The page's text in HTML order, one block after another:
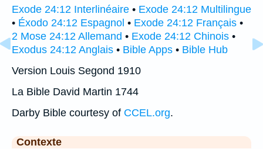
Exode 24:12 Interlinéaire • Exode 24:12 Multilingue
• Éxodo 24:12 Espagnol • Exode 24:12 Français •
2 Mose 24:12 Allemand • Exode 24:12 Chinois •
Exodus 24:12 Anglais • Bible Apps • Bible Hub
Version Louis Segond 1910
La Bible David Martin 1744
Darby Bible courtesy of CCEL.org.
Contexte